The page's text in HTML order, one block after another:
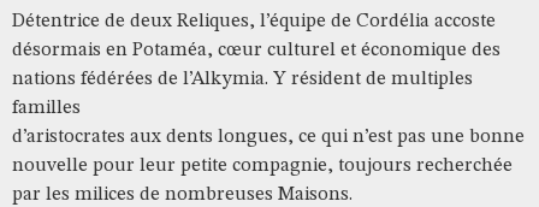
Détentrice de deux Reliques, l’équipe de Cordélia accoste
désormais en Potaméa, cœur culturel et économique des
nations fédérées de l’Alkymia. Y résident de multiples
familles
d’aristocrates aux dents longues, ce qui n’est pas une bonne
nouvelle pour leur petite compagnie, toujours recherchée
par les milices de nombreuses Maisons.